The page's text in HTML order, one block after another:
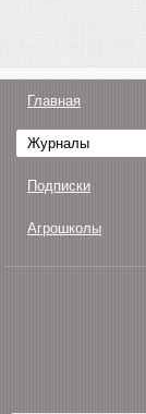
Главная
Журналы
Подписки
Агрошколы